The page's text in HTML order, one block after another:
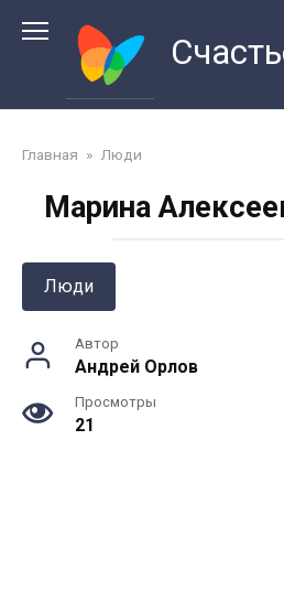
Главная » Люди
Марина
Люди
Автор
Андрей Орлов
Просмотры
21